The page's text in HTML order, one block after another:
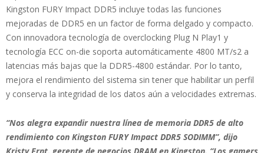
Kingston FURY Impact DDR5 incluye todas las funciones
mejoradas de DDR5 en un factor de forma delgado y compacto.
Con innovadora tecnología de overclocking Plug N Play1 y
tecnología ECC on-die soporta automáticamente 4800 MT/s2 a
latencias más bajas que la DDR5-4800 estándar. Por lo tanto,
mejora el rendimiento del sistema sin tener que habilitar un perfil
y conserva la integridad de los datos aún a velocidades extremas.
“Nos alegra expandir nuestra línea de memoria DDR5 de alto
rendimiento con Kingston FURY Impact DDR5 SODIMM”, dijo